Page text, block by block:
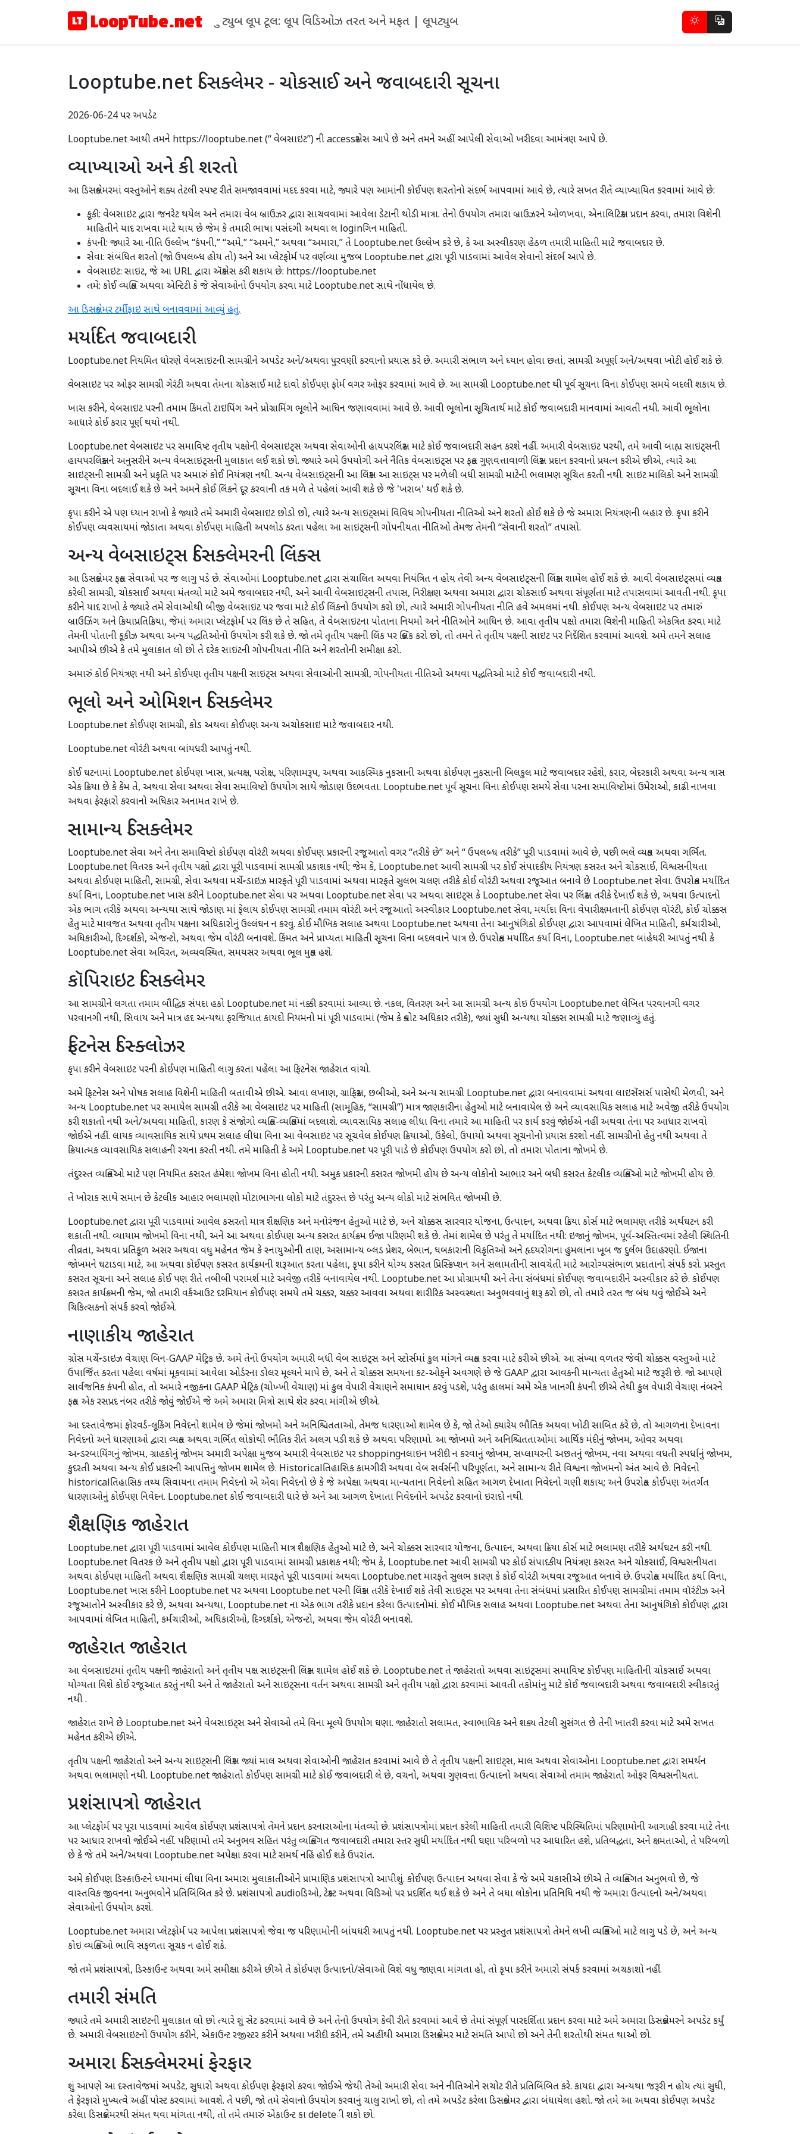
LoopTube.net યુ ટ્યુબ લૂપ ટૂલ: લૂપ વિડિઓઝ તરત અને મફત | લૂપટ્યુબ
Looptube.net ડિસક્લેમર - ચોકસાઈ અને જવાબદારી સૂચના
2026-06-24 પર અપડેટ
Looptube.net આથી તમને https://looptube.net (“ વેબસાઇટ”) ની accessક્સેસ આપે છે અને તમને અહીં આપેલી સેવાઓ ખરીદવા આમંત્રણ આપે છે.
વ્યાખ્યાઓ અને કી શરતો
આ ડિસક્લેમરમાં વસ્તુઓને શક્ય તેટલી સ્પષ્ટ રીતે સમજાવવામાં મદદ કરવા માટે, જ્યારે પણ આમાંની કોઈપણ શરતોનો સંદર્ભ આપવામાં આવે છે, ત્યારે સખત રીતે વ્યાખ્યાયિત કરવામાં આવે છે:
કૂકી: વેબસાઇટ દ્વારા જનરેટ થયેલ અને તમારા વેબ બ્રાઉઝર દ્વારા સાચવવામાં આવેલા ડેટાની થોડી માત્રા. તેનો ઉપયોગ તમારા બ્રાઉઝરને ઓળખવા, એનાલિટિક્સ પ્રદાન કરવા, તમારા વિશેની
માહિતીને યાદ રાખવા માટે થાય છે જેમ કે તમારી ભાષા પસંદગી અથવા લ loginગિન માહિતી.
કંપની: જ્યારે આ નીતિ ઉલ્લેખ “કંપની,” “અમે,” “અમને,” અથવા “અમારા,” તે Looptube.net ઉલ્લેખ કરે છે, કે આ અસ્વીકરણ હેઠળ તમારી માહિતી માટે જવાબદાર છે.
સેવા: સંબંધિત શરતો (જો ઉપલબ્ધ હોય તો) અને આ પ્લેટફોર્મ પર વર્ણવ્યા મુજબ Looptube.net દ્વારા પૂરી પાડવામાં આવેલ સેવાનો સંદર્ભ આપે છે.
વેબસાઇટ: સાઇટ, જે આ URL દ્વારા ઍક્સેસ કરી શકાય છે: https://looptube.net
તમે: કોઈ વ્યક્તિ અથવા એન્ટિટી કે જે સેવાઓનો ઉપયોગ કરવા માટે Looptube.net સાથે નોંધાયેલ છે.
આ ડિસક્લેમર ટર્મીફાઇ સાથે બનાવવામાં આવ્યું હતું.
મર્યાદિત જવાબદારી
Looptube.net નિયમિત ધોરણે વેબસાઇટની સામગ્રીને અપડેટ અને/અથવા પુરવણી કરવાનો પ્રયાસ કરે છે. અમારી સંભાળ અને ધ્યાન હોવા છતાં, સામગ્રી અપૂર્ણ અને/અથવા ખોટી હોઈ શકે છે.
વેબસાઇટ પર ઓફર સામગ્રી ગેરંટી અથવા તેમના ચોકસાઈ માટે દાવો કોઈપણ ફોર્મ વગર ઓફર કરવામાં આવે છે. આ સામગ્રી Looptube.net થી પૂર્વ સૂચના વિના કોઈપણ સમયે બદલી શકાય છે.
ખાસ કરીને, વેબસાઇટ પરની તમામ કિંમતો ટાઇપિંગ અને પ્રોગ્રામિંગ ભૂલોને આધિન જણાવવામાં આવે છે. આવી ભૂલોના સૂચિતાર્થ માટે કોઈ જવાબદારી માનવામાં આવતી નથી. આવી ભૂલોના
આધારે કોઈ કરાર પૂર્ણ થયો નથી.
Looptube.net વેબસાઇટ પર સમાવિષ્ટ તૃતીય પક્ષોની વેબસાઇટ્સ અથવા સેવાઓની હાયપરલિંક્સ માટે કોઈ જવાબદારી સહન કરશે નહીં. અમારી વેબસાઇટ પરથી, તમે આવી બાહ્ય સાઇટ્સની
હાયપરલિંક્સને અનુસરીને અન્ય વેબસાઇટ્સની મુલાકાત લઈ શકો છો. જ્યારે અમે ઉપયોગી અને નૈતિક વેબસાઇટ્સ પર ફક્ત ગુણવત્તાવાળી લિંક્સ પ્રદાન કરવાનો પ્રયત્ન કરીએ છીએ, ત્યારે આ
સાઇટ્સની સામગ્રી અને પ્રકૃતિ પર અમારું કોઈ નિયંત્રણ નથી. અન્ય વેબસાઇટ્સની આ લિંક્સ આ સાઇટ્સ પર મળેલી બધી સામગ્રી માટેની ભલામણ સૂચિત કરતી નથી. સાઇટ માલિકો અને સામગ્રી
સૂચના વિના બદલાઈ શકે છે અને અમને કોઈ લિંકને દૂર કરવાની તક મળે તે પહેલાં આવી શકે છે જે 'ખરાબ' થઈ શકે છે.
કૃપા કરીને એ પણ ધ્યાન રાખો કે જ્યારે તમે અમારી વેબસાઇટ છોડો છો, ત્યારે અન્ય સાઇટ્સમાં વિવિધ ગોપનીયતા નીતિઓ અને શરતો હોઈ શકે છે જે અમારા નિયંત્રણની બહાર છે. કૃપા કરીને
કોઈપણ વ્યવસાયમાં જોડાતા અથવા કોઈપણ માહિતી અપલોડ કરતા પહેલા આ સાઇટ્સની ગોપનીયતા નીતિઓ તેમજ તેમની “સેવાની શરતો” તપાસો.
અન્ય વેબસાઇટ્સ ડિસક્લેમરની લિંક્સ
આ ડિસક્લેમર ફક્ત સેવાઓ પર જ લાગુ પડે છે. સેવાઓમાં Looptube.net દ્વારા સંચાલિત અથવા નિયંત્રિત ન હોય તેવી અન્ય વેબસાઇટ્સની લિંક્સ શામેલ હોઈ શકે છે. આવી વેબસાઇટ્સમાં વ્યક્ત
કરેલી સામગ્રી, ચોકસાઈ અથવા મંતવ્યો માટે અમે જવાબદાર નથી, અને આવી વેબસાઇટ્સની તપાસ, નિરીક્ષણ અથવા અમારા દ્વારા ચોકસાઈ અથવા સંપૂર્ણતા માટે તપાસવામાં આવતી નથી. કૃપા
કરીને યાદ રાખો કે જ્યારે તમે સેવાઓથી બીજી વેબસાઇટ પર જવા માટે કોઈ લિંકનો ઉપયોગ કરો છો, ત્યારે અમારી ગોપનીયતા નીતિ હવે અમલમાં નથી. કોઈપણ અન્ય વેબસાઇટ પર તમારું
બ્રાઉઝિંગ અને ક્રિયાપ્રતિક્રિયા, જેમાં અમારા પ્લેટફોર્મ પર લિંક છે તે સહિત, તે વેબસાઇટના પોતાના નિયમો અને નીતિઓને આધિન છે. આવા તૃતીય પક્ષો તમારા વિશેની માહિતી એકત્રિત કરવા માટે
તેમની પોતાની કૂકીઝ અથવા અન્ય પદ્ધતિઓનો ઉપયોગ કરી શકે છે. જો તમે તૃતીય પક્ષની લિંક પર ક્લિક કરો છો, તો તમને તે તૃતીય પક્ષની સાઇટ પર નિર્દેશિત કરવામાં આવશે. અમે તમને સલાહ
આપીએ છીએ કે તમે મુલાકાત લો છો તે દરેક સાઇટની ગોપનીયતા નીતિ અને શરતોની સમીક્ષા કરો.
અમારું કોઈ નિયંત્રણ નથી અને કોઈપણ તૃતીય પક્ષની સાઇટ્સ અથવા સેવાઓની સામગ્રી, ગોપનીયતા નીતિઓ અથવા પદ્ધતિઓ માટે કોઈ જવાબદારી નથી.
ભૂલો અને ઓમિશન ડિસક્લેમર
Looptube.net કોઈપણ સામગ્રી, કોડ અથવા કોઈપણ અન્ય અચોકસાઇ માટે જવાબદાર નથી.
Looptube.net વોરંટી અથવા બાંયધરી આપતું નથી.
કોઈ ઘટનામાં Looptube.net કોઈપણ ખાસ, પ્રત્યક્ષ, પરોક્ષ, પરિણામરૂપ, અથવા આકસ્મિક નુકસાની અથવા કોઈપણ નુકસાની બિલકુલ માટે જવાબદાર રહેશે, કરાર, બેદરકારી અથવા અન્ય ત્રાસ
એક ક્રિયા છે કે કેમ તે, અથવા સેવા અથવા સેવા સમાવિષ્ટો ઉપયોગ સાથે જોડાણ ઉદભવતા. Looptube.net પૂર્વ સૂચના વિના કોઈપણ સમયે સેવા પરના સમાવિષ્ટોમાં ઉમેરાઓ, કાઢી નાખવા
અથવા ફેરફારો કરવાનો અધિકાર અનામત રાખે છે.
સામાન્ય ડિસક્લેમર
Looptube.net સેવા અને તેના સમાવિષ્ટો કોઈપણ વોરંટી અથવા કોઈપણ પ્રકારની રજૂઆતો વગર “તરીકે છે” અને “ ઉપલબ્ધ તરીકે” પૂરી પાડવામાં આવે છે, પછી ભલે વ્યક્ત અથવા ગર્ભિત.
Looptube.net વિતરક અને તૃતીય પક્ષો દ્વારા પૂરી પાડવામાં સામગ્રી પ્રકાશક નથી; જેમ કે, Looptube.net આવી સામગ્રી પર કોઈ સંપાદકીય નિયંત્રણ કસરત અને ચોકસાઈ, વિશ્વસનીયતા
અથવા કોઈપણ માહિતી, સામગ્રી, સેવા અથવા મર્ચેન્ડાઇઝ મારફતે પૂરી પાડવામાં અથવા મારફતે સુલભ ચલણ તરીકે કોઈ વોરંટી અથવા રજૂઆત બનાવે છે Looptube.net સેવા. ઉપરોક્ત મર્યાદિત
કર્યા વિના, Looptube.net ખાસ કરીને Looptube.net સેવા પર અથવા Looptube.net સેવા પર અથવા સાઇટ્સ કે Looptube.net સેવા પર લિંક્સ તરીકે દેખાઈ શકે છે, અથવા ઉત્પાદનો
એક ભાગ તરીકે અથવા અન્યથા સાથે જોડાણ માં ફેલાય કોઈપણ સામગ્રી તમામ વોરંટી અને રજૂઆતો અસ્વીકાર Looptube.net સેવા, મર્યાદા વિના વેપારીક્ષમતાની કોઈપણ વૉરંટી, કોઈ ચોક્કસ
હેતુ માટે માવજત અથવા તૃતીય પક્ષના અધિકારોનું ઉલ્લંઘન ન કરવું. કોઈ મૌખિક સલાહ અથવા Looptube.net અથવા તેના આનુષંગિકો કોઈપણ દ્વારા આપવામાં લેખિત માહિતી, કર્મચારીઓ,
અધિકારીઓ, દિગ્દર્શકો, એજન્ટો, અથવા જેમ વોરંટી બનાવશે. કિંમત અને પ્રાપ્યતા માહિતી સૂચના વિના બદલવાને પાત્ર છે. ઉપરોક્ત મર્યાદિત કર્યા વિના, Looptube.net બાંહેધરી આપતું નથી કે
Looptube.net સેવા અવિરત, અવ્યવસ્થિત, સમયસર અથવા ભૂલ મુક્ત હશે.
કૉપિરાઇટ ડિસક્લેમર
આ સામગ્રીને લગતા તમામ બૌદ્ધિક સંપદા હકો Looptube.net માં નક્કી કરવામાં આવ્યા છે. નકલ, વિતરણ અને આ સામગ્રી અન્ય કોઇ ઉપયોગ Looptube.net લેખિત પરવાનગી વગર
પરવાનગી નથી, સિવાય અને માત્ર હદ અન્યથા ફરજિયાત કાયદો નિયમનો માં પૂરી પાડવામાં (જેમ કે ક્વોટ અધિકાર તરીકે), જ્યાં સુધી અન્યથા ચોક્કસ સામગ્રી માટે જણાવ્યું હતું.
ફિટનેસ ડિસ્ક્લોઝર
કૃપા કરીને વેબસાઇટ પરની કોઈપણ માહિતી લાગુ કરતા પહેલા આ ફિટનેસ જાહેરાત વાંચો.
અમે ફિટનેસ અને પોષક સલાહ વિશેની માહિતી બતાવીએ છીએ. આવા લખાણ, ગ્રાફિક્સ, છબીઓ, અને અન્ય સામગ્રી Looptube.net દ્વારા બનાવવામાં અથવા લાઇસેંસર્સ પાસેથી મેળવી, અને
અન્ય Looptube.net પર સમાયેલ સામગ્રી તરીકે આ વેબસાઇટ પર માહિતી (સામૂહિક, “સામગ્રી”) માત્ર જાણકારીના હેતુઓ માટે બનાવાયેલ છે અને વ્યાવસાયિક સલાહ માટે અવેજી તરીકે ઉપયોગ
કરી શકાતો નથી અને/અથવા માહિતી, કારણ કે સંજોગો વ્યક્તિ-વ્યક્તિમાં બદલાશે. વ્યાવસાયિક સલાહ લીધા વિના તમારે આ માહિતી પર કાર્ય કરવું જોઈએ નહીં અથવા તેના પર આધાર રાખવો
જોઈએ નહીં. લાયક વ્યાવસાયિક સાથે પ્રથમ સલાહ લીધા વિના આ વેબસાઇટ પર સૂચવેલ કોઈપણ ક્રિયાઓ, ઉકેલો, ઉપાયો અથવા સૂચનોનો પ્રયાસ કરશો નહીં. સામગ્રીનો હેતુ નથી અથવા તે
ક્રિયાત્મક વ્યાવસાયિક સલાહની રચના કરતી નથી. તમે માહિતી કે અમે Looptube.net પર પૂરી પાડે છે કોઈપણ ઉપયોગ કરો છો, તો તમારા પોતાના જોખમે છે.
તંદુરસ્ત વ્યક્તિઓ માટે પણ નિયમિત કસરત હંમેશા જોખમ વિના હોતી નથી. અમુક પ્રકારની કસરત જોખમી હોય છે અન્ય લોકોનો આભાર અને બધી કસરત કેટલીક વ્યક્તિઓ માટે જોખમી હોય છે.
તે ખોરાક સાથે સમાન છે કેટલીક આહાર ભલામણો મોટાભાગના લોકો માટે તંદુરસ્ત છે પરંતુ અન્ય લોકો માટે સંભવિત જોખમી છે.
Looptube.net દ્વારા પૂરી પાડવામાં આવેલ કસરતો માત્ર શૈક્ષણિક અને મનોરંજન હેતુઓ માટે છે, અને ચોક્કસ સારવાર યોજના, ઉત્પાદન, અથવા ક્રિયા કોર્સ માટે ભલામણ તરીકે અર્થઘટન કરી
શકાતી નથી. વ્યાયામ જોખમો વિના નથી, અને આ અથવા કોઈપણ અન્ય કસરત કાર્યક્રમ ઈજા પરિણમી શકે છે. તેમાં શામેલ છે પરંતુ તે મર્યાદિત નથી: ઇજાનું જોખમ, પૂર્વ-અસ્તિત્વમાં રહેલી સ્થિતિની
તીવ્રતા, અથવા પ્રતિકૂળ અસર અથવા વધુ મહેનત જેમ કે સ્નાયુઓની તાણ, અસામાન્ય બ્લડ પ્રેશર, બેભાન, ધબકારાની વિકૃતિઓ અને હૃદયરોગના હુમલાના ખૂબ જ દુર્લભ ઉદાહરણો. ઈજાના
જોખમને ઘટાડવા માટે, આ અથવા કોઈપણ કસરત કાર્યક્રમની શરૂઆત કરતા પહેલા, કૃપા કરીને યોગ્ય કસરત પ્રિસ્ક્રિપ્શન અને સલામતીની સાવચેતી માટે આરોગ્યસંભાળ પ્રદાતાનો સંપર્ક કરો. પ્રસ્તુત
કસરત સૂચના અને સલાહ કોઈ પણ રીતે તબીબી પરામર્શ માટે અવેજી તરીકે બનાવાયેલ નથી. Looptube.net આ પ્રોગ્રામથી અને તેના સંબંધમાં કોઈપણ જવાબદારીને અસ્વીકાર કરે છે. કોઈપણ
કસરત કાર્યક્રમની જેમ, જો તમારી વર્કઆઉટ દરમિયાન કોઈપણ સમયે તમે ચક્કર, ચક્કર આવવા અથવા શારીરિક અસ્વસ્થતા અનુભવવાનું શરૂ કરો છો, તો તમારે તરત જ બંધ થવું જોઈએ અને
ચિકિત્સકનો સંપર્ક કરવો જોઈએ.
નાણાકીય જાહેરાત
ગ્રોસ મર્ચેન્ડાઇઝ વેચાણ બિન-GAAP મેટ્રિક છે. અમે તેનો ઉપયોગ અમારી બધી વેબ સાઇટ્સ અને સ્ટોર્સમાં કુલ માંગને વ્યક્ત કરવા માટે કરીએ છીએ. આ સંખ્યા વળતર જેવી ચોક્કસ વસ્તુઓ માટે
ઉપાર્જિત કરતા પહેલા વર્ષમાં મૂકવામાં આવેલા ઓર્ડરના ડોલર મૂલ્યને માપે છે, અને તે ચોક્કસ સમયના કટ-ઓફને અવગણે છે જે GAAP દ્વારા આવકની માન્યતા હેતુઓ માટે જરૂરી છે. જો આપણે
સાર્વજનિક કંપની હોત, તો અમારે નજીકના GAAP મેટ્રિક (ચોખ્ખી વેચાણ) માં કુલ વેપારી વેચાણને સમાધાન કરવું પડશે, પરંતુ હાલમાં અમે એક ખાનગી કંપની છીએ તેથી કુલ વેપારી વેચાણ નંબરને
ફક્ત એક રસપ્રદ નંબર તરીકે જોવું જોઈએ જે અમે અમારા મિત્રો સાથે શેર કરવા માંગીએ છીએ.
આ દસ્તાવેજમાં ફોરવર્ડ-લૂકિંગ નિવેદનો શામેલ છે જેમાં જોખમો અને અનિશ્ચિતતાઓ, તેમજ ધારણાઓ શામેલ છે કે, જો તેઓ ક્યારેય ભૌતિક અથવા ખોટી સાબિત કરે છે, તો આગળના દેખાવના
નિવેદનો અને ધારણાઓ દ્વારા વ્યક્ત અથવા ગર્ભિત લોકોથી ભૌતિક રીતે અલગ પડી શકે છે અથવા પરિણામો. આ જોખમો અને અનિશ્ચિતતાઓમાં આર્થિક મંદીનું જોખમ, ઓવર અથવા
અન્ડરબાયિંગનું જોખમ, ગ્રાહકોનું જોખમ અમારી અપેક્ષા મુજબ અમારી વેબસાઇટ પર shoppingનલાઇન ખરીદી ન કરવાનું જોખમ, સપ્લાયરની અછતનું જોખમ, નવા અથવા વધતી સ્પર્ધાનું જોખમ,
કુદરતી અથવા અન્ય કોઈ પ્રકારની આપત્તિનું જોખમ શામેલ છે. Historicalતિહાસિક કામગીરી અથવા વેબ સર્વર્સની પરિપૂર્ણતા, અને સામાન્ય રીતે વિશ્વના જોખમનો અંત આવે છે. નિવેદનો
historicalતિહાસિક તથ્ય સિવાયના તમામ નિવેદનો એ એવા નિવેદનો છે કે જે અપેક્ષા અથવા માન્યતાના નિવેદનો સહિત આગળ દેખાતા નિવેદનો ગણી શકાય; અને ઉપરોક્ત કોઈપણ અંતર્ગત
ધારણાઓનું કોઈપણ નિવેદન. Looptube.net કોઈ જવાબદારી ધારે છે અને આ આગળ દેખાતા નિવેદનોને અપડેટ કરવાનો ઇરાદો નથી.
શૈક્ષણિક જાહેરાત
Looptube.net દ્વારા પૂરી પાડવામાં આવેલ કોઈપણ માહિતી માત્ર શૈક્ષણિક હેતુઓ માટે છે, અને ચોક્કસ સારવાર યોજના, ઉત્પાદન, અથવા ક્રિયા કોર્સ માટે ભલામણ તરીકે અર્થઘટન કરી નથી.
Looptube.net વિતરક છે અને તૃતીય પક્ષો દ્વારા પૂરી પાડવામાં સામગ્રી પ્રકાશક નથી; જેમ કે, Looptube.net આવી સામગ્રી પર કોઈ સંપાદકીય નિયંત્રણ કસરત અને ચોકસાઈ, વિશ્વસનીયતા
અથવા કોઈપણ માહિતી અથવા શૈક્ષણિક સામગ્રી ચલણ મારફતે પૂરી પાડવામાં અથવા Looptube.net મારફતે સુલભ કારણ કે કોઈ વોરંટી અથવા રજૂઆત બનાવે છે. ઉપરોક્ત મર્યાદિત કર્યા વિના,
Looptube.net ખાસ કરીને Looptube.net પર અથવા Looptube.net પરની લિંક્સ તરીકે દેખાઈ શકે તેવી સાઇટ્સ પર અથવા તેના સંબંધમાં પ્રસારિત કોઈપણ સામગ્રીમાં તમામ વૉરંટીઝ અને
રજૂઆતોને અસ્વીકાર કરે છે, અથવા અન્યથા, Looptube.net ના એક ભાગ તરીકે પ્રદાન કરેલા ઉત્પાદનોમાં. કોઈ મૌખિક સલાહ અથવા Looptube.net અથવા તેના આનુષંગિકો કોઈપણ દ્વારા
આપવામાં લેખિત માહિતી, કર્મચારીઓ, અધિકારીઓ, દિગ્દર્શકો, એજન્ટો, અથવા જેમ વોરંટી બનાવશે.
જાહેરાત જાહેરાત
આ વેબસાઇટમાં તૃતીય પક્ષની જાહેરાતો અને તૃતીય પક્ષ સાઇટ્સની લિંક્સ શામેલ હોઈ શકે છે. Looptube.net તે જાહેરાતો અથવા સાઇટ્સમાં સમાવિષ્ટ કોઈપણ માહિતીની ચોકસાઈ અથવા
યોગ્યતા વિશે કોઈ રજૂઆત કરતું નથી અને તે જાહેરાતો અને સાઇટ્સના વર્તન અથવા સામગ્રી અને તૃતીય પક્ષો દ્વારા કરવામાં આવતી તકોમાંનુ માટે કોઈ જવાબદારી અથવા જવાબદારી સ્વીકારતું
નથી .
જાહેરાત રાખે છે Looptube.net અને વેબસાઇટ્સ અને સેવાઓ તમે વિના મૂલ્યે ઉપયોગ ઘણા. જાહેરાતો સલામત, સ્વાભાવિક અને શક્ય તેટલી સુસંગત છે તેની ખાતરી કરવા માટે અમે સખત
મહેનત કરીએ છીએ.
તૃતીય પક્ષની જાહેરાતો અને અન્ય સાઇટ્સની લિંક્સ જ્યાં માલ અથવા સેવાઓની જાહેરાત કરવામાં આવે છે તે તૃતીય પક્ષની સાઇટ્સ, માલ અથવા સેવાઓના Looptube.net દ્વારા સમર્થન
અથવા ભલામણો નથી. Looptube.net જાહેરાતો કોઈપણ સામગ્રી માટે કોઈ જવાબદારી લે છે, વચનો, અથવા ગુણવત્તા ઉત્પાદનો અથવા સેવાઓ તમામ જાહેરાતો ઓફર વિશ્વસનીયતા.
પ્રશંસાપત્રો જાહેરાત
આ પ્લેટફોર્મ પર પૂરા પાડવામાં આવેલ કોઈપણ પ્રશંસાપત્રો તેમને પ્રદાન કરનારાઓના મંતવ્યો છે. પ્રશંસાપત્રોમાં પ્રદાન કરેલી માહિતી તમારી વિશિષ્ટ પરિસ્થિતિમાં પરિણામોની આગાહી કરવા માટે તેના
પર આધાર રાખવો જોઈએ નહીં. પરિણામો તમે અનુભવ સહિત પરંતુ વ્યક્તિગત જવાબદારી તમારા સ્તર સુધી મર્યાદિત નથી ઘણા પરિબળો પર આધારિત હશે, પ્રતિબદ્ધતા, અને ક્ષમતાઓ, તે પરિબળો
છે કે જે તમે અને/અથવા Looptube.net અપેક્ષા કરવા માટે સમર્થ નહિં હોઈ શકે ઉપરાંત.
અમે કોઈપણ ડિસ્કાઉન્ટને ધ્યાનમાં લીધા વિના અમારા મુલાકાતીઓને પ્રામાણિક પ્રશંસાપત્રો આપીશું. કોઈપણ ઉત્પાદન અથવા સેવા કે જે અમે ચકાસીએ છીએ તે વ્યક્તિગત અનુભવો છે, જે
વાસ્તવિક જીવનના અનુભવોને પ્રતિબિંબિત કરે છે. પ્રશંસાપત્રો audioડિઓ, ટેક્સ્ટ અથવા વિડિઓ પર પ્રદર્શિત થઈ શકે છે અને તે બધા લોકોના પ્રતિનિધિ નથી જે અમારા ઉત્પાદનો અને/અથવા
સેવાઓનો ઉપયોગ કરશે.
Looptube.net અમારા પ્લેટફોર્મ પર આપેલા પ્રશંસાપત્રો જેવા જ પરિણામોની બાંયધરી આપતું નથી. Looptube.net પર પ્રસ્તુત પ્રશંસાપત્રો તેમને લખી વ્યક્તિઓ માટે લાગુ પડે છે, અને અન્ય
કોઇ વ્યક્તિઓ ભાવિ સફળતા સૂચક ન હોઈ શકે.
જો તમે પ્રશંસાપત્રો, ડિસ્કાઉન્ટ અથવા અમે સમીક્ષા કરીએ છીએ તે કોઈપણ ઉત્પાદનો/સેવાઓ વિશે વધુ જાણવા માંગતા હો, તો કૃપા કરીને અમારો સંપર્ક કરવામાં અચકાશો નહીં.
તમારી સંમતિ
જ્યારે તમે અમારી સાઇટની મુલાકાત લો છો ત્યારે શું સેટ કરવામાં આવે છે અને તેનો ઉપયોગ કેવી રીતે કરવામાં આવે છે તેમાં સંપૂર્ણ પારદર્શિતા પ્રદાન કરવા માટે અમે અમારા ડિસક્લેમરને અપડેટ કર્યું
છે. અમારી વેબસાઇટનો ઉપયોગ કરીને, એકાઉન્ટ રજીસ્ટર કરીને અથવા ખરીદી કરીને, તમે અહીંથી અમારા ડિસક્લેમર માટે સંમતિ આપો છો અને તેની શરતોથી સંમત થાઓ છો.
અમારા ડિસક્લેમરમાં ફેરફાર
શું આપણે આ દસ્તાવેજમાં અપડેટ, સુધારો અથવા કોઈપણ ફેરફારો કરવા જોઈએ જેથી તેઓ અમારી સેવા અને નીતિઓને સચોટ રીતે પ્રતિબિંબિત કરે. કાયદા દ્વારા અન્યથા જરૂરી ન હોય ત્યાં સુધી,
તે ફેરફારો મુખ્યત્વે અહીં પોસ્ટ કરવામાં આવશે. તે પછી, જો તમે સેવાનો ઉપયોગ કરવાનું ચાલુ રાખો છો, તો તમે અપડેટ કરેલા ડિસક્લેમર દ્વારા બંધાયેલા હશો. જો તમે આ અથવા કોઈપણ અપડેટ
કરેલા ડિસક્લેમરથી સંમત થવા માંગતા નથી, તો તમે તમારું એકાઉન્ટ કા deleteી શકો છો.